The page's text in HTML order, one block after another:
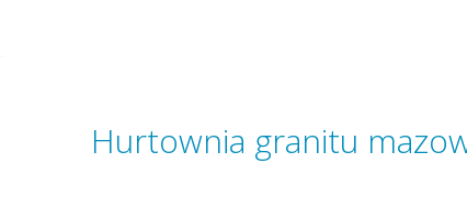
Hurtownia granitu